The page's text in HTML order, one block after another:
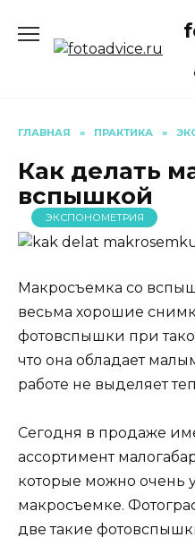
содержанию
ГЛАВНАЯ » ПРАКТИКА »
Как делать
вспышкой
ЭКСПОНОМЕТРИЯ
Макросъемка со
весьма хорошие
фотовспышки при
что она обладает
работе не выделяет
Сегодня в продаже
ассортимент
которые можно очень
макросъемке.
две такие